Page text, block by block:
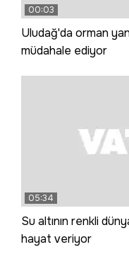
00:03
Uludağ'da orman
müdahale ediyor
05:34
Su altının renkli
hayat veriyor